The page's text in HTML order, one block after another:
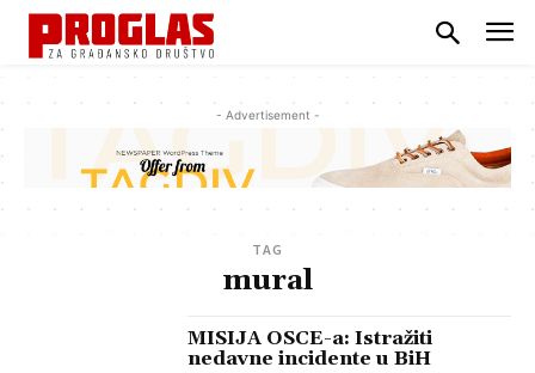
- Advertisement -
TAG
mural
MISIJA OSCE-a: Istražiti
nedavne incidente u BiH